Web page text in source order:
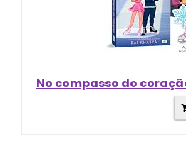
No compasso do